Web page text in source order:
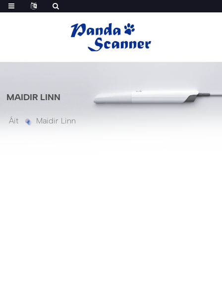
MAIDIR LINN
Áit Maidir Linn